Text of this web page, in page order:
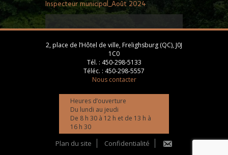
Inspecteur municipal_Août 2024
2, place de l’Hôtel de ville, Frelighsburg (QC), J0J
1C0
Tél. : 450-298-5133
Téléc. : 450-298-5557
Nous contacter
Heures d’ouverture
Du lundi au jeudi
De 8 h 30 à 12 h et de 13 h à
16 h 30
Plan du site
Confidentialité